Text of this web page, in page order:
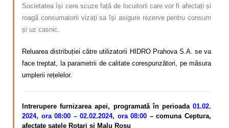
Societatea își cere scuze față de locuitorii care vor fi afectați și
roagă consumatorii vizați sa își asigure rezerve pentru consum
și uz casnic.
Reluarea distribuției către utilizatorii HIDRO Prahova S.A. se va
face treptat, la parametrii de calitate corespunzători, pe măsura
umplerii rețelelor.
Intrerupere furnizarea apei, programatăîn perioada 01.02.
2024, ora 08:00 – 02.02.2024, ora 08:00 – comuna Ceptura,
afectate satele Rotari și Malu Roșu